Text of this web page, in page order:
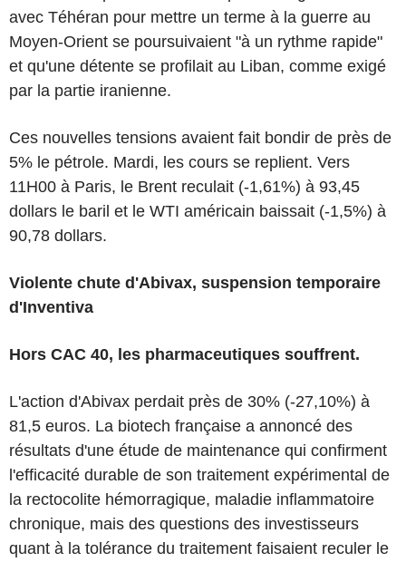
avec Téhéran pour mettre un terme à la guerre au
Moyen-Orient se poursuivaient "à un rythme rapide"
et qu'une détente se profilait au Liban, comme exigé
par la partie iranienne.
Ces nouvelles tensions avaient fait bondir de près de
5% le pétrole. Mardi, les cours se replient. Vers
11H00 à Paris, le Brent reculait (-1,61%) à 93,45
dollars le baril et le WTI américain baissait (-1,5%) à
90,78 dollars.
Violente chute d'Abivax, suspension temporaire
d'Inventiva
Hors CAC 40, les pharmaceutiques souffrent.
L'action d'Abivax perdait près de 30% (-27,10%) à
81,5 euros. La biotech française a annoncé des
résultats d'une étude de maintenance qui confirment
l'efficacité durable de son traitement expérimental de
la rectocolite hémorragique, maladie inflammatoire
chronique, mais des questions des investisseurs
quant à la tolérance du traitement faisaient reculer le